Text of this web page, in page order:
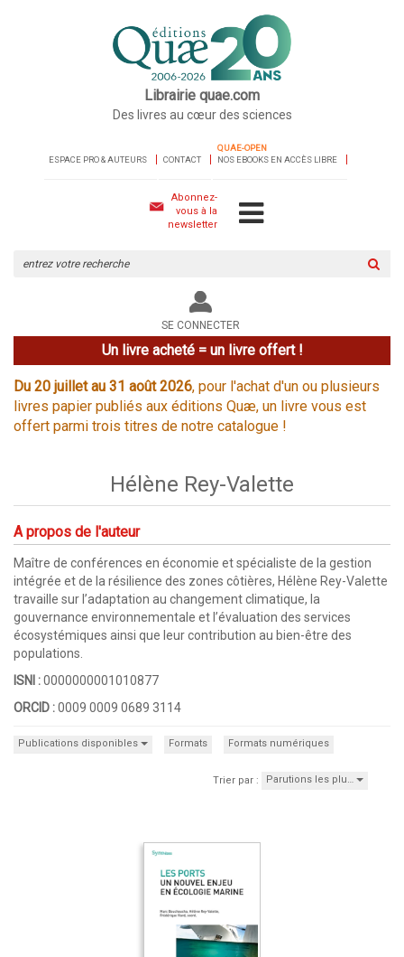
Librairie quae.com
Des livres au cœur des sciences
ESPACE PRO & AUTEURS CONTACT
QUAE-OPEN
NOS EBOOKS EN ACCÈS LIBRE
Abonnez-
vous à la
newsletter
le
site
SE CONNECTER
Un livre acheté = un livre offert !
Du 20 juillet au 31 août 2026, pour l'achat d'un ou plusieurs
livres papier publiés aux éditions Quæ, un livre vous est
offert parmi trois titres de notre catalogue !
Hélène Rey-Valette
A propos de l'auteur
Maître de conférences en économie et spécialiste de la gestion
intégrée et de la résilience des zones côtières, Hélène Rey-Valette
travaille sur l’adaptation au changement climatique, la
gouvernance environnementale et l’évaluation des services
écosystémiques ainsi que leur contribution au bien-être des
populations.
ISNI :0000000001010877
ORCID :0009 0009 0689 3114
Publications disponibles Formats Formats numériques
Trier par : Parutions les plu…